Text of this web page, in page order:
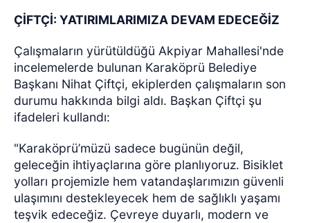
ÇİFTÇİ: YATIRIMLARIMIZA DEVAM EDECEĞİZ
Çalışmaların yürütüldüğü Akpiyar Mahallesi'nde
incelemelerde bulunan Karaköprü Belediye
Başkanı Nihat Çiftçi, ekiplerden çalışmaların son
durumu hakkında bilgi aldı. Başkan Çiftçi şu
ifadeleri kullandı:
"Karaköprü’müzü sadece bugünün değil,
geleceğin ihtiyaçlarına göre planlıyoruz. Bisiklet
yolları projemizle hem vatandaşlarımızın güvenli
ulaşımını destekleyecek hem de sağlıklı yaşamı
teşvik edeceğiz. Çevreye duyarlı, modern ve